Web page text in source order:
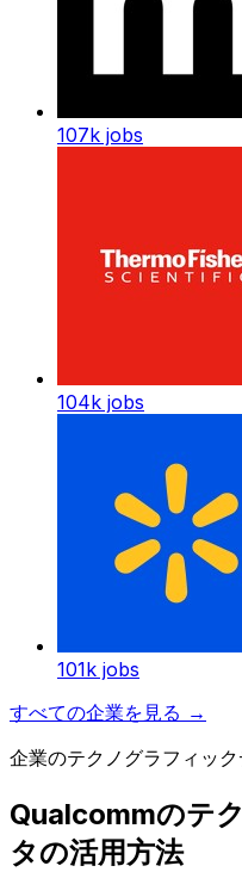
107k jobs
104k jobs
101k jobs
すべての企業を見る →
企業のテクノグラフィッ
Qualcommのテ
タの活用方法